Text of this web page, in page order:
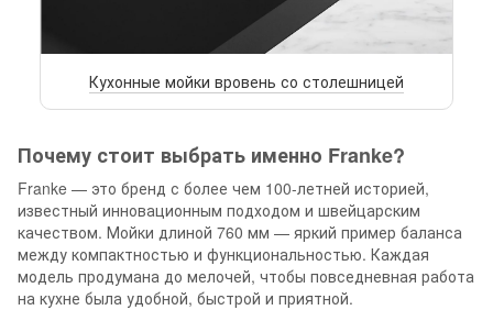
Кухонные мойки вровень со столешницей
Почему стоит выбрать именно Franke?
Franke — это бренд с более чем 100-летней историей,
известный инновационным подходом и швейцарским
качеством. Мойки длиной 760 мм — яркий пример баланса
между компактностью и функциональностью. Каждая
модель продумана до мелочей, чтобы повседневная работа
на кухне была удобной, быстрой и приятной.